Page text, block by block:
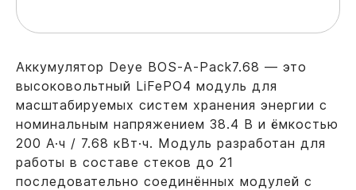
Аккумулятор Deye BOS-A-Pack7.68 — это
высоковольтный LiFePO4 модуль для
масштабируемых систем хранения энергии с
номинальным напряжением 38.4 В и ёмкостью
200 А·ч / 7.68 кВт·ч. Модуль разработан для
работы в составе стеков до 21
последовательно соединённых модулей с